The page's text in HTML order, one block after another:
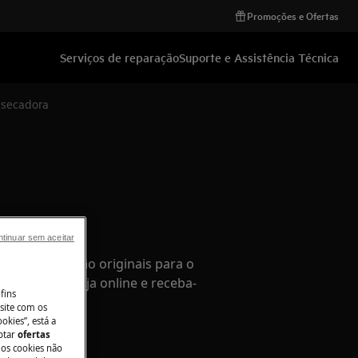
Promoções e Ofertas
Serviços de reparaçãoSuporte e Assistência Técnica
de substituição originais para o
na nossa loja online e receba-
casa.
com os
está a
ofertas
cookies não
sem aceitar